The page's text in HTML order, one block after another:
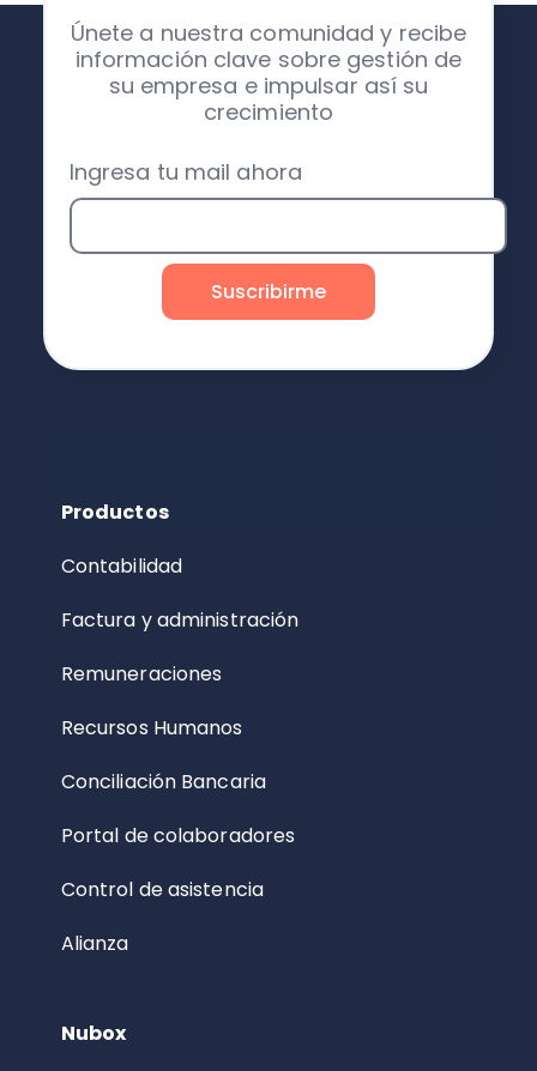
Únete a nuestra comunidad y recibe
información clave sobre gestión de
su empresa e impulsar así su
crecimiento
Ingresa tu mail ahora
Productos
Contabilidad
Factura y administración
Remuneraciones
Recursos Humanos
Conciliación Bancaria
Portal de colaboradores
Control de asistencia
Alianza
Nubox